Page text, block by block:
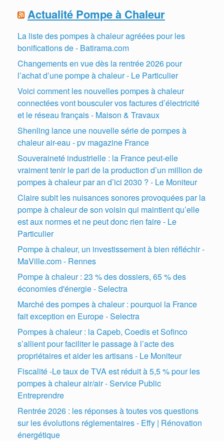
Actualité Pompe à Chaleur
La liste des pompes à chaleur agréées pour les
bonifications de - Batirama.com
Changements en vue dès la rentrée 2026 pour
l’achat d’une pompe à chaleur - Le Particulier
Voici comment les nouvelles pompes à chaleur
connectées vont bousculer vos factures d’électricité
et le réseau français - Maison & Travaux
Shenling lance une nouvelle série de pompes à
chaleur air-eau - pv magazine France
Souveraineté industrielle : la France peut-elle
vraiment tenir le pari de la production d’un million de
pompes à chaleur par an d’ici 2030 ? - Le Moniteur
Claire subit les nuisances sonores provoquées par la
pompe à chaleur de son voisin qui maintient qu’elle
est aux normes et ne peut donc rien faire - Le
Particulier
Pompe à chaleur, un investissement à bien réfléchir -
MaVille.com - Rennes
Pompe à chaleur : 23 % des dossiers, 65 % des
économies d'énergie - Selectra
Marché des pompes à chaleur : pourquoi la France
fait exception en Europe - Selectra
Pompes à chaleur : la Capeb, Coedis et Sofinco
s’allient pour faciliter le passage à l’acte des
propriétaires et aider les artisans - Le Moniteur
Fiscalité -Le taux de TVA est réduit à 5,5 % pour les
pompes à chaleur air/air - Service Public
Entreprendre
Rentrée 2026 : les réponses à toutes vos questions
sur les évolutions réglementaires - Effy | Rénovation
énergétique